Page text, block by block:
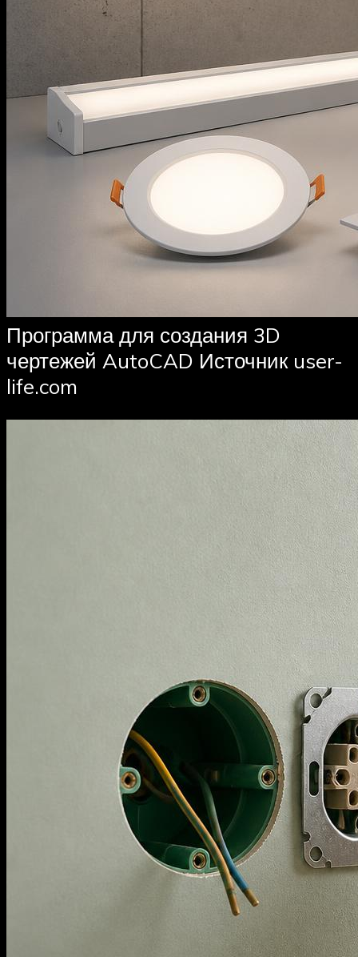
Программа для создания 3D
чертежей AutoCAD Источник user-
life.com